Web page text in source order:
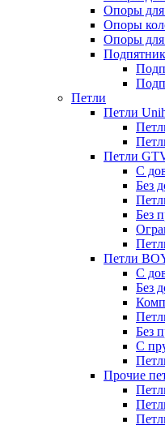
Опоры для
Опоры
Опоры
Петли
Петли
Петли
С
Без
Без
Петли
С
Без
Без
С
Прочие